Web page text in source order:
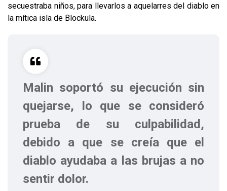
secuestraba niños, para llevarlos a aquelarres del diablo en
la mítica isla de Blockula.
Malin soportó su ejecución sin
quejarse, lo que se consideró
prueba de su culpabilidad,
debido a que se creía que el
diablo ayudaba a las brujas a no
sentir dolor.